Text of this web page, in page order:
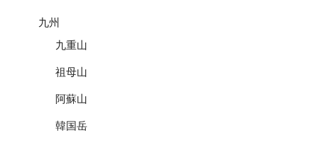
九州
九重山
祖母山
阿蘇山
韓国岳